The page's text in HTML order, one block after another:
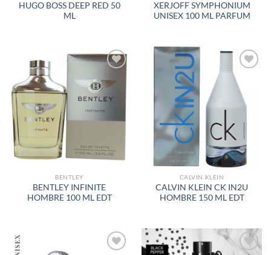
HUGO BOSS DEEP RED 50
ML
XERJOFF SYMPHONIUM
UNISEX 100 ML PARFUM
AÑADIR
A LA
LISTA
DE
DESEOS
BENTLEY
BENTLEY INFINITE
HOMBRE 100 ML EDT
AÑADIR
A LA
LISTA
CALVIN KLEIN
CALVIN KLEIN CK IN2U
HOMBRE 150 ML EDT